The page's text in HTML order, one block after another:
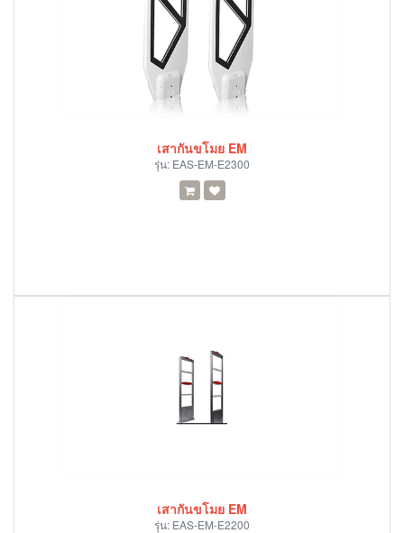
เสากันขโมย EM
รุ่น: EAS-EM-E2300
เสากันขโมย EM
รุ่น: EAS-EM-E2200